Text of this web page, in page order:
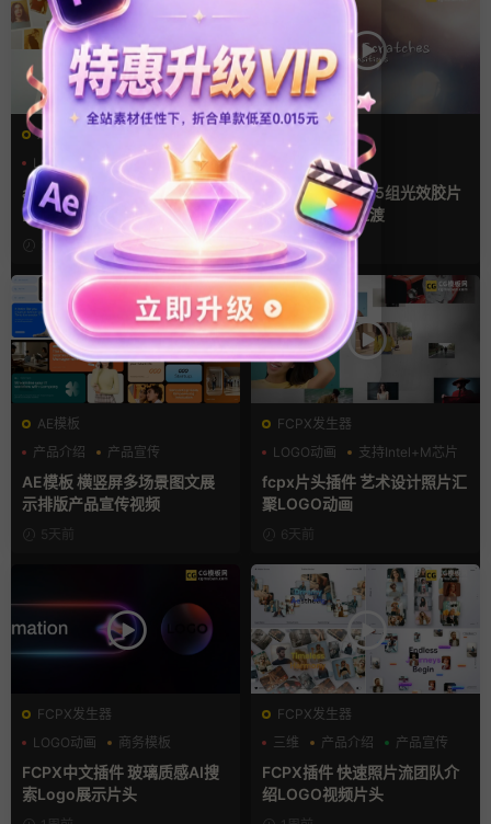
AE模板
LOGO动画
三维 幻灯片
ae相册模板 多场景照片墙堆叠
画廊幻灯片宣传视频
24小时前
光效
复古风
支持Intel+M芯片
FCPX转场插件 15组光效胶片
划痕复古视频过渡
2天前
AE模板
产品介绍
产品宣传
产品展示
AE模板 横竖屏多场景图文展
示排版产品宣传视频
5天前
FCPX发生器
LOGO动画
支持Intel+M芯片
汇聚
fcpx片头插件 艺术设计照片汇
聚LOGO动画
6天前
FCPX发生器
LOGO动画
商务模板
支持Intel+M芯片
FCPX中文插件 玻璃质感AI搜
索Logo展示片头
FCPX发生器
三维
产品介绍 产品宣传
FCPX插件 快速照片流团队介
绍LOGO视频片头